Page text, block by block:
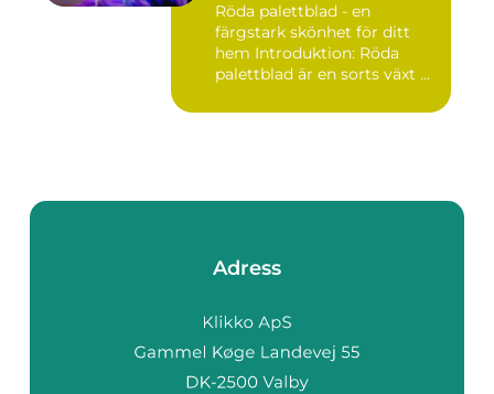
Röda palettblad - en
färgstark skönhet för ditt
hem Introduktion: Röda
palettblad är en sorts växt ...
Adress